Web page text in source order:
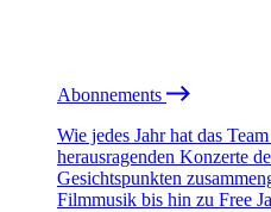
Abonnements
Wie jedes Jahr hat das
herausragenden Konzerte
Gesichtspunkten
Filmmusik bis hin zu Free